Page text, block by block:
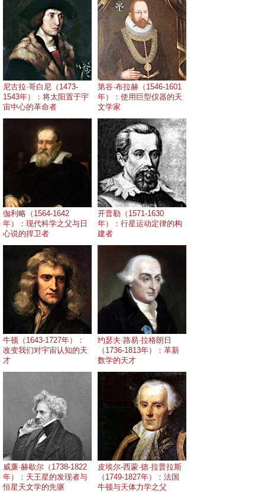
尼古拉·哥白尼（1473-
1543年）：将太阳置于宇
宙中心的革命者
第谷·布拉赫（1546-1601
年）：使用巨型仪器的天
文学家
伽利略（1564-1642
年）：现代科学之父与日
心说的捍卫者
开普勒（1571-1630
年）：行星运动定律的构
建者
牛顿（1643-1727年）：
改变我们对宇宙认知的天
才
约瑟夫·路易·拉格朗日
（1736-1813年）：革新
数学的天才
威廉·赫歇尔（1738-1822
年）：天王星的发现者与
恒星天文学的先驱
皮埃尔-西蒙·德·拉普拉斯
（1749-1827年）：法国
牛顿与天体力学之父